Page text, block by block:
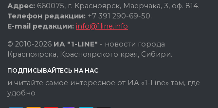
Адрес: 660075, г. Красноярск, Маерчака, 3, оф. 814.
Телефон редакции: +7 391 290-69-50.
E-mail редакции: info@1line.info
© 2010-2026 ИА "1-LINE" - новости города
Красноярска, Красноярского края, Сибири.
ПОДПИСЫВАЙТЕСЬ НА НАС
и читайте самое интересное от ИА «1-Line» там, где
удобно